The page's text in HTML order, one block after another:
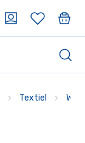
Textiel Wol,